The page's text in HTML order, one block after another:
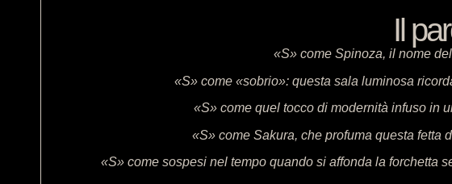
Il
«S» come Spinoza, il nome
«S» come «sobrio»: questa sala luminosa
«S» come quel tocco di modernità infuso in
«S» come Sakura, che profuma questa fetta
«S» come sospesi nel tempo quando si affonda la forchetta